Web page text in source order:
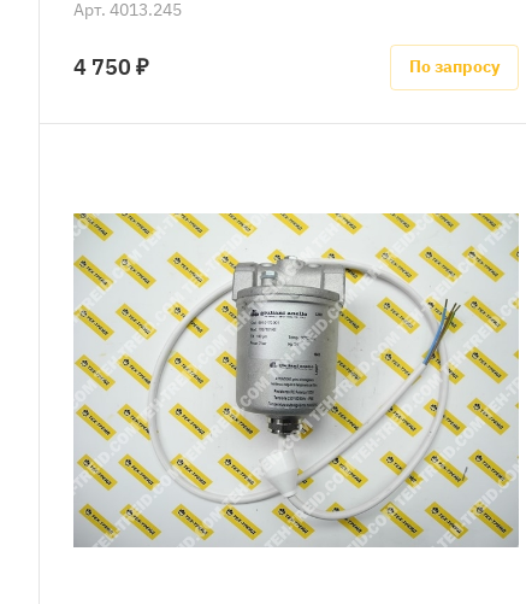
Арт. 4013.245
4 750 ₽ По запросу